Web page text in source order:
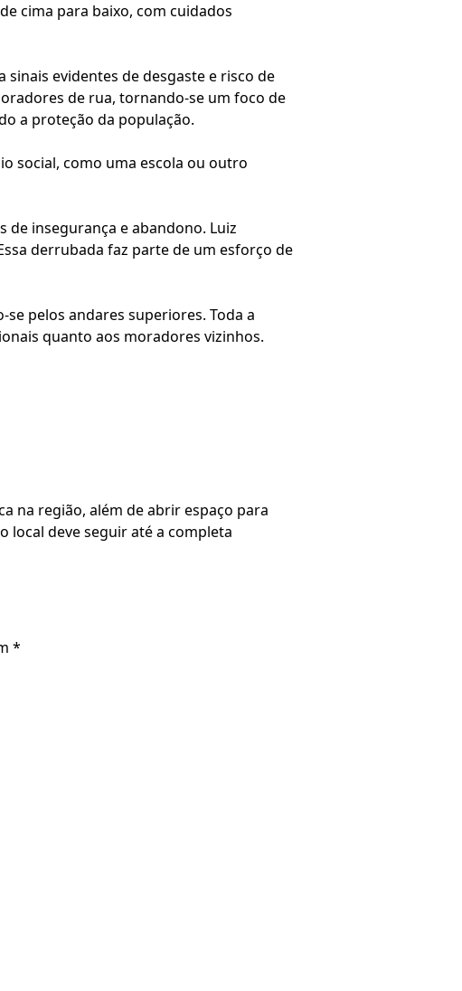
cima para baixo, com cuidados
evidentes de desgaste e risco de
de rua, tornando-se um foco de
a proteção da população.
social, como uma escola ou outro
insegurança e abandono. Luiz
derrubada faz parte de um esforço de
pelos andares superiores. Toda a
quanto aos moradores vizinhos.
na região, além de abrir espaço para
local deve seguir até a completa
*